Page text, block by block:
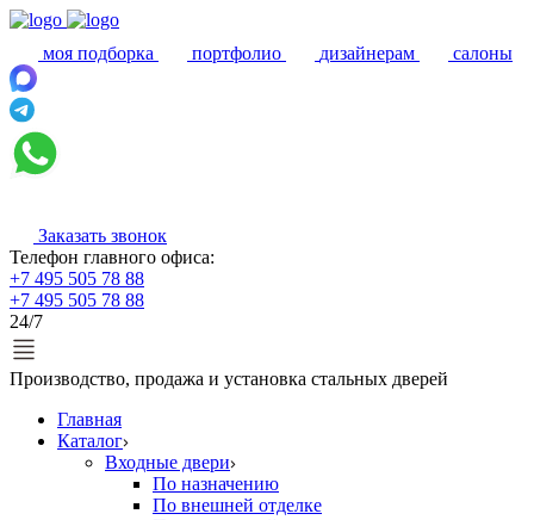
моя подборка портфолио дизайнерам салоны
Заказать звонок
Телефон главного офиса:
+7 495 505 78 88
+7 495 505 78 88
24/7
Производство, продажа и установка стальных дверей
Главная
Каталог
Входные двери
По назначению
По внешней отделке